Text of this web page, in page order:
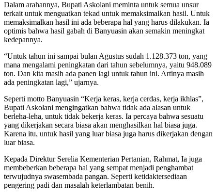
Dalam arahannya, Bupati Askolani meminta untuk semua unsur
terkait untuk menguatkan tekad untuk memaksimalkan hasil. Untuk
memaksimalkan hasil ini ada beberapa hal yang harus dilakukan. Ia
optimis bahwa hasil gabah di Banyuasin akan semakin meningkat
kedepannya.
“Untuk tahun ini sampai bulan Agustus sudah 1.128.373 ton, yang
mana mengalami peningkatan dari tahun sebelumnya, yaitu 948.089
ton. Dan kita masih ada panen lagi untuk tahun ini. Artinya masih
ada peningkatan lagi,” ujarnya.
Seperti motto Banyuasin “Kerja keras, kerja cerdas, kerja ikhlas”,
Bupati Askolani mengingatkan bahwa tidak ada alasan untuk
berleha-leha, untuk tidak bekerja keras. Ia percaya bahwa sesuatu
yang dikerjakan secara biasa akan menghasilkan hal biasa juga.
Karena itu, untuk hasil yang luar biasa juga harus dikerjakan dengan
luar biasa.
Kepada Direktur Serelia Kementerian Pertanian, Rahmat, Ia juga
membeberkan beberapa hal yang sempat menjadi penghambat
terwujudnya swasembada pangan. Seperti ketidaktersediaan
pengering padi dan masalah keterlambatan benih.